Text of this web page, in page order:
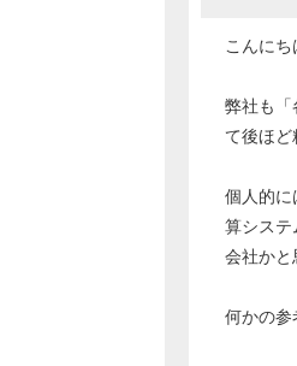
こんにち
弊社も「
て後ほど
個人的に
算システ
会社かと
何かの参